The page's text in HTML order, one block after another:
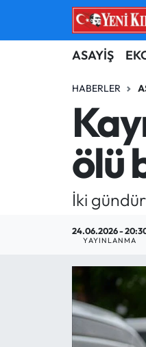
ASAYİŞ
HABERLER
ölü
İki
24.06.2026 -
YAYINLANMA
ASAYİŞ
BİLİM-TEKNOLOJİ
DÜNYA
EĞİTİM
EKONOMİ
GÜNDEM
MAGAZİN
Aydın Nöbetçi
Aydın Hava Durumu
Aydin Namaz
Aydın Trafik
Süper Lig Puan
Tüm Manşetler
Haber Arşivi